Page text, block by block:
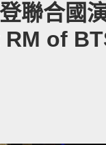
登聯合
of